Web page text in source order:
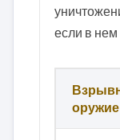
если в нем
оружие